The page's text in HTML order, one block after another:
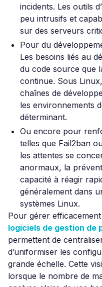
incidents. Les outils
peu intrusifs et
sur des serveurs
Pour du
Les besoins liés au
du code source que
continue. Sous
chaînes de
les environnements
déterminant.
Ou encore pour
telles que Fail2ban
les attentes se
anormaux, la
capacité à réagir
généralement dans
systèmes Linux.
Pour gérer
logiciels de gestion de
permettent de
d’uniformiser les
grande échelle. Cette
lorsque le nombre de